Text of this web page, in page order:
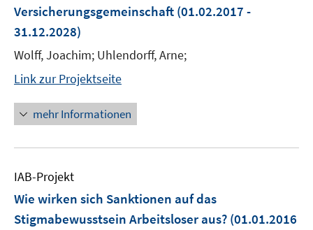
Versicherungsgemeinschaft (01.02.2017 -
31.12.2028)
Wolff, Joachim; Uhlendorff, Arne;
Link zur Projektseite
mehr Informationen
IAB-Projekt
Wie wirken sich Sanktionen auf das
Stigmabewusstsein Arbeitsloser aus? (01.01.2016